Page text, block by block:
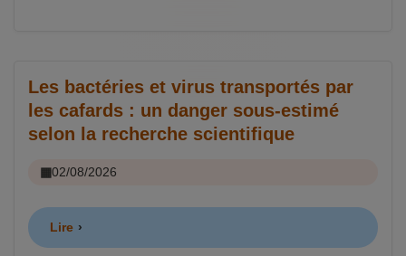
Les bactéries et virus transportés par
les cafards : un danger sous-estimé
selon la recherche scientifique
02/08/2026
Lire